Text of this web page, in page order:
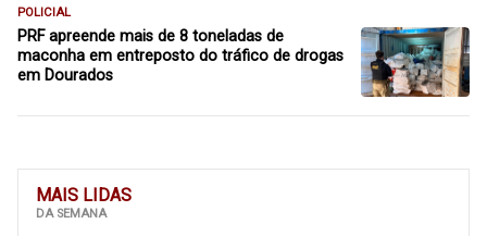
MAIS LIDAS
DA SEMANA
POLICIAL
PRF apreende mais de 8 toneladas de
maconha em entreposto do tráfico de drogas
em Dourados